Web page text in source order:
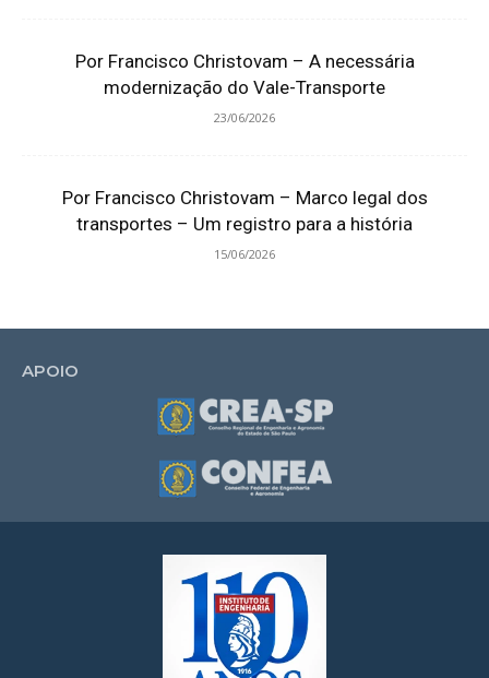
Por Francisco Christovam – A necessária
modernização do Vale-Transporte
23/06/2026
Por Francisco Christovam – Marco legal dos
transportes – Um registro para a história
15/06/2026
APOIO